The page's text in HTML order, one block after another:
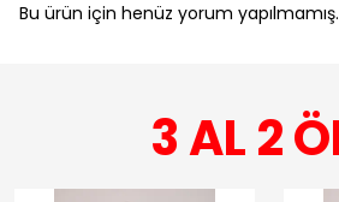
Bu ürün için henüz yorum yapılmamış.
3 AL 2